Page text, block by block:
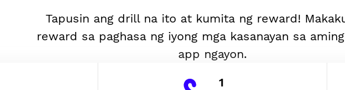
Tapusin ang drill na ito at kumita ng reward!
reward sa paghasa ng iyong mga kasanayan sa
app ngayon.
1